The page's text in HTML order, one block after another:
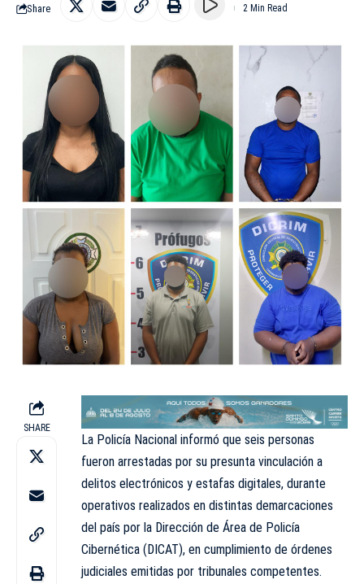
Share 2 Min Read
SHARE
La Policía Nacional informó que seis personas
fueron arrestadas por su presunta vinculación a
delitos electrónicos y estafas digitales, durante
operativos realizados en distintas demarcaciones
del país por la Dirección de Área de Policía
Cibernética (DICAT), en cumplimiento de órdenes
judiciales emitidas por tribunales competentes.